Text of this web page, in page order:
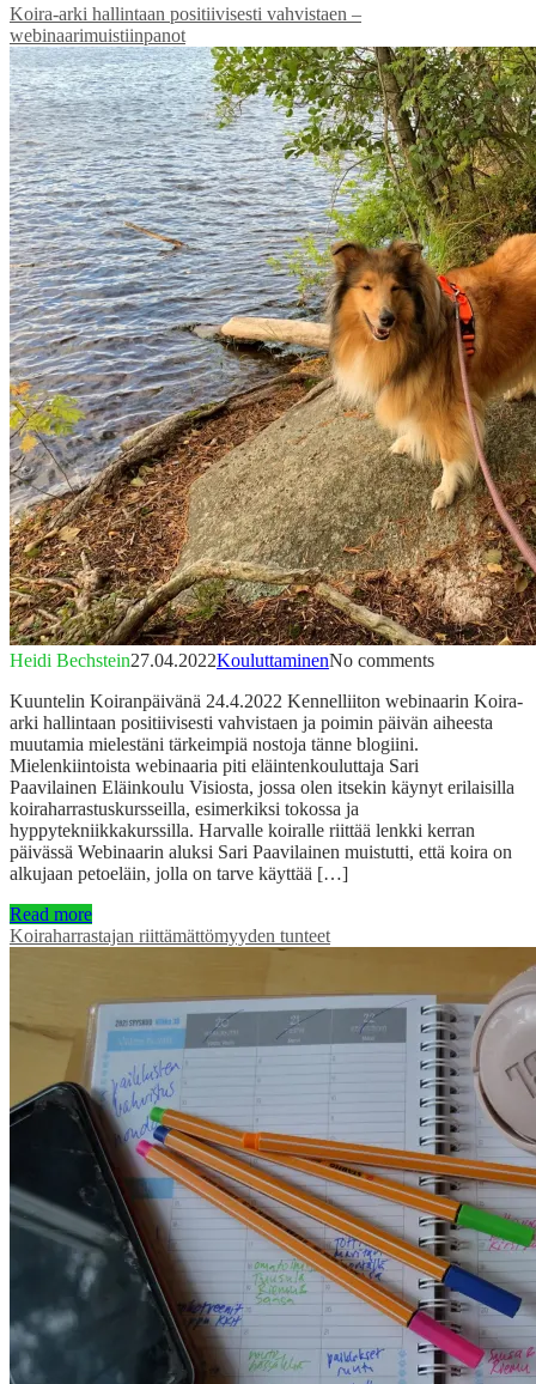
Koira-arki hallintaan positiivisesti vahvistaen –
webinaarimuistiinpanot
Heidi Bechstein27.04.2022KouluttaminenNo comments
Kuuntelin Koiranpäivänä 24.4.2022 Kennelliiton webinaarin Koira-
arki hallintaan positiivisesti vahvistaen ja poimin päivän aiheesta
muutamia mielestäni tärkeimpiä nostoja tänne blogiini.
Mielenkiintoista webinaaria piti eläintenkouluttaja Sari
Paavilainen Eläinkoulu Visiosta, jossa olen itsekin käynyt erilaisilla
koiraharrastuskursseilla, esimerkiksi tokossa ja
hyppytekniikkakurssilla. Harvalle koiralle riittää lenkki kerran
päivässä Webinaarin aluksi Sari Paavilainen muistutti, että koira on
alkujaan petoeläin, jolla on tarve käyttää […]
Read more
Koiraharrastajan riittämättömyyden tunteet